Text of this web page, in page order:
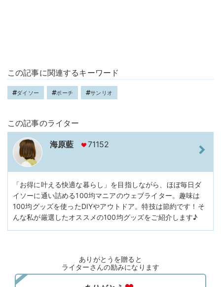
この記事に関連するキーワード
ダイソー ポーチ サンリオ
この記事のライター
海原藍 71152
「お得に叶える快適な暮らし」を目指しながら、ほぼ毎日ダ
イソーに通い詰める100均マニアのウェブライター。趣味は
100均グッズを使ったDIYやアウトドア。特技は節約です！そ
んな私が厳選したオススメの100均グッズをご紹介します♪
ありがとうを贈ると
ライターさんの励みになります